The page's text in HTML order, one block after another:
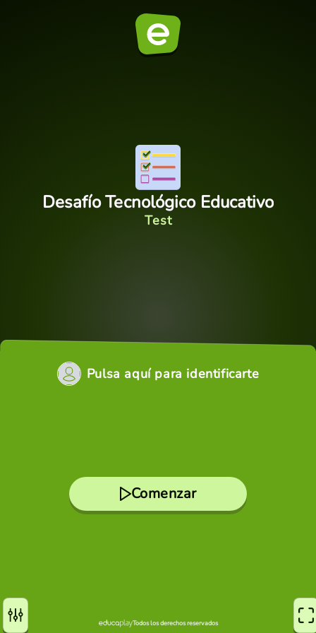
Desafío Tecnológico Educativo
Test
Pulsa aquí para identificarte
Comenzar
Todos los derechos reservados